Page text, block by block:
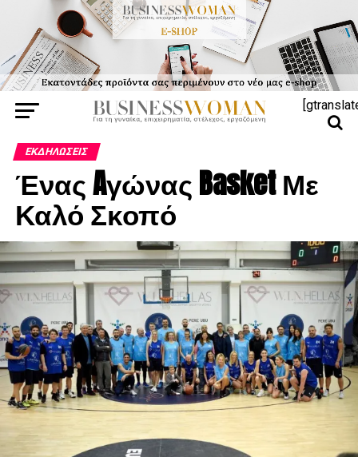
ΕΚΔΗΛΏΣΕΙΣ
Ένας Aγώνας Basket Με
Καλό Σκοπό